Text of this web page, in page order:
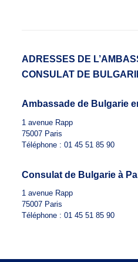
ADRESSES DE
CONSULAT DE
Ambassade de Bulgarie
1 avenue Rapp
75007 Paris
Téléphone : 01 45 51 85 90
Consulat de Bulgarie à
1 avenue Rapp
75007 Paris
Téléphone : 01 45 51 85 90